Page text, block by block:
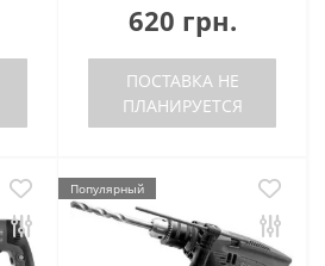
620 грн.
ПОСТАВКА НЕ
ПЛАНИРУЕТСЯ
Популярный